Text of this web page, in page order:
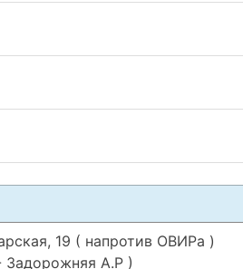
19 ( напротив ОВИРа )
А.Р )